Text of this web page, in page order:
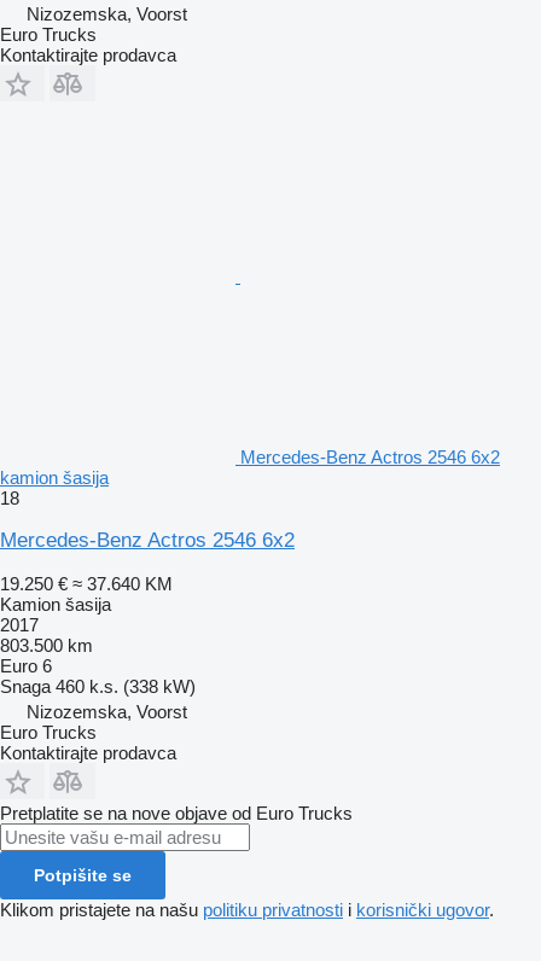
Nizozemska, Voorst
Euro Trucks
Kontaktirajte prodavca
Mercedes-Benz Actros 2546 6x2
kamion šasija
18
Mercedes-Benz Actros 2546 6x2
19.250 € ≈ 37.640 KM
Kamion šasija
2017
803.500 km
Euro 6
Snaga 460 k.s. (338 kW)
Nizozemska, Voorst
Euro Trucks
Kontaktirajte prodavca
Pretplatite se na nove objave od Euro Trucks
Potpišite se
Klikom pristajete na našu politiku privatnosti i korisnički ugovor.